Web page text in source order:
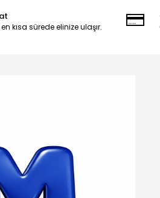
kısa sürede elinize ulaşır.